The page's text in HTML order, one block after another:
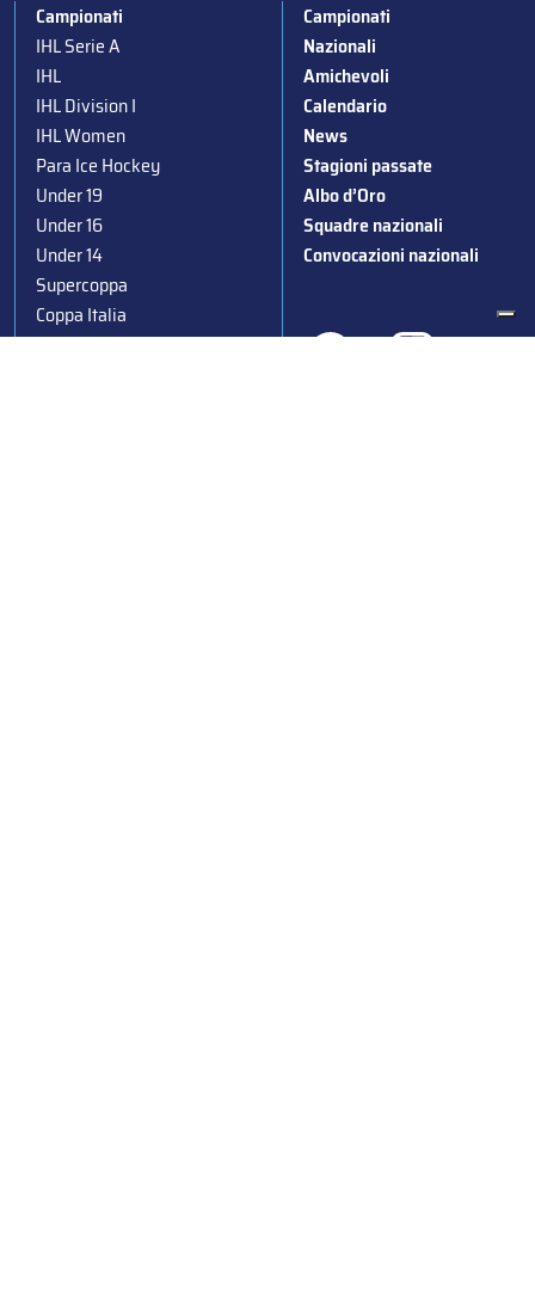
Campionati
IHL Serie A
IHL
IHL Division I
IHL Women
Para Ice Hockey
Under 19
Under 16
Under 14
Supercoppa
Coppa Italia
Campionati
Nazionali
Amichevoli
Calendario
News
Stagioni passate
Albo d’Oro
Squadre nazionali
Convocazioni nazionali